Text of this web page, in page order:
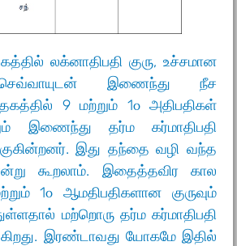
லக்னாதிபதி குரு, உச்சமான
செவ்வாயுடன் இணைந்து நீச
9 மற்றும் 1௦ அதிபதிகள்
இணைந்து தர்ம கர்மாதிபதி
இது தந்தை வழி வந்த
கூறலாம். இதைத்தவிர கால
1௦ ஆமதிபதிகளான குருவும்
மற்றொரு தர்ம கர்மாதிபதி
இரண்டாவது யோகமே இதில்